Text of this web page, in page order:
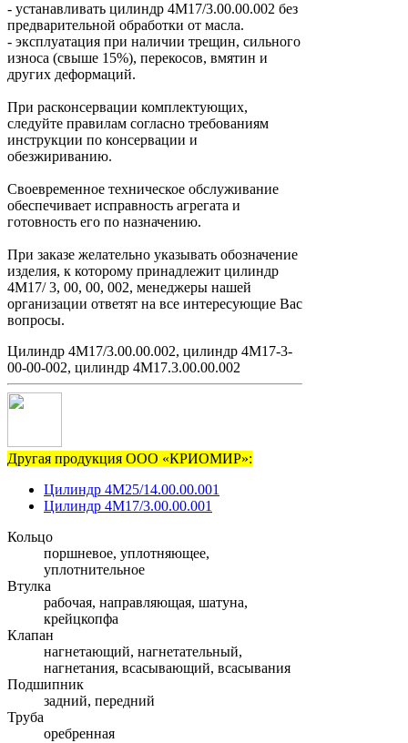
- устанавливать цилиндр 4М17/3.00.00.002 без
предварительной обработки от масла.
- эксплуатация при наличии трещин, сильного
износа (свыше 15%), перекосов, вмятин и
других деформаций.
При расконсервации комплектующих,
следуйте правилам согласно требованиям
инструкции по консервации и
обезжириванию.
Своевременное техническое обслуживание
обеспечивает исправность агрегата и
готовность его по назначению.
При заказе желательно указывать обозначение
изделия, к которому принадлежит цилиндр
4М17/ 3, 00, 00, 002, менеджеры нашей
организации ответят на все интересующие Вас
вопросы.
Цилиндр 4М17/3.00.00.002, цилиндр 4М17-3-
00-00-002, цилиндр 4М17.3.00.00.002
Другая продукция ООО «КРИОМИР»:
Цилиндр 4М25/14.00.00.001
Цилиндр 4М17/3.00.00.001
Кольцо
поршневое, уплотняющее,
уплотнительное
Втулка
рабочая, направляющая, шатуна,
крейцкопфа
Клапан
нагнетающий, нагнетательный,
нагнетания, всасывающий, всасывания
Подшипник
задний, передний
Труба
оребренная